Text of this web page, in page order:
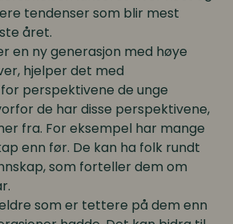
tendenser som blir mest
året.
en ny generasjon med høye
hjelper det med
perspektivene de unge
de har disse perspektivene,
fra. For eksempel har mange
enn før. De kan ha folk rundt
som forteller dem om
som er tettere på dem enn